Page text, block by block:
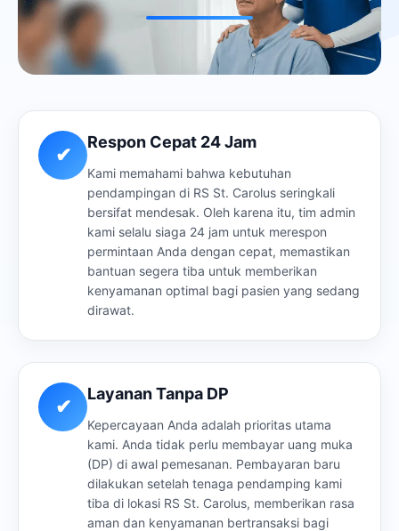
✔
Respon Cepat 24 Jam
Kami memahami bahwa kebutuhan
pendampingan di RS St. Carolus seringkali
bersifat mendesak. Oleh karena itu, tim admin
kami selalu siaga 24 jam untuk merespon
permintaan Anda dengan cepat, memastikan
bantuan segera tiba untuk memberikan
kenyamanan optimal bagi pasien yang sedang
dirawat.
✔
Layanan Tanpa DP
Kepercayaan Anda adalah prioritas utama
kami. Anda tidak perlu membayar uang muka
(DP) di awal pemesanan. Pembayaran baru
dilakukan setelah tenaga pendamping kami
tiba di lokasi RS St. Carolus, memberikan rasa
aman dan kenyamanan bertransaksi bagi